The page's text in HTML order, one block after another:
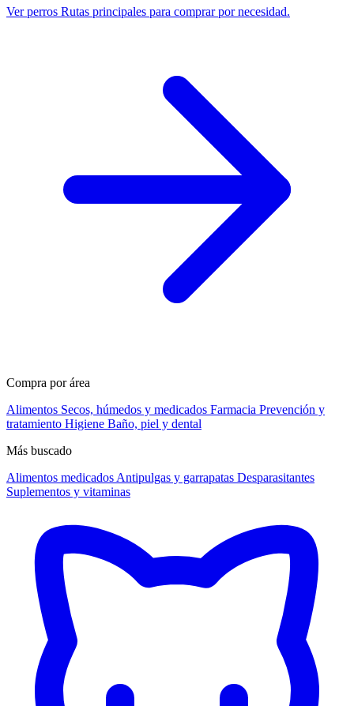
Ver perros Rutas principales para comprar por necesidad.
Compra por área
Alimentos Secos, húmedos y medicados Farmacia Prevención y
tratamiento Higiene Baño, piel y dental
Más buscado
Alimentos medicados Antipulgas y garrapatas Desparasitantes
Suplementos y vitaminas